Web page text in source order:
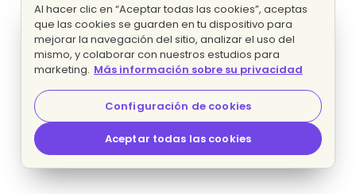
Al hacer clic en “Aceptar todas las cookies”, aceptas
que las cookies se guarden en tu dispositivo para
mejorar la navegación del sitio, analizar el uso del
mismo, y colaborar con nuestros estudios para
marketing. Más información sobre su privacidad
Configuración de cookies
Aceptar todas las cookies